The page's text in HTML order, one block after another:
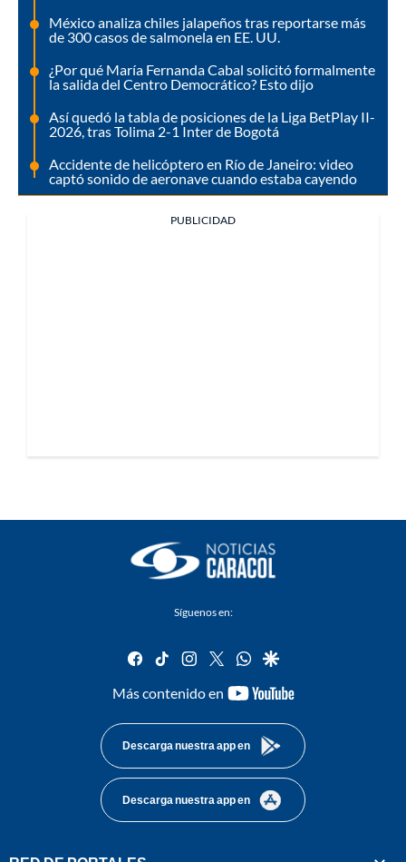
México analiza chiles jalapeños tras reportarse más
de 300 casos de salmonela en EE. UU.
¿Por qué María Fernanda Cabal solicitó formalmente
la salida del Centro Democrático? Esto dijo
Así quedó la tabla de posiciones de la Liga BetPlay II-
2026, tras Tolima 2-1 Inter de Bogotá
Accidente de helicóptero en Río de Janeiro: video
captó sonido de aeronave cuando estaba cayendo
PUBLICIDAD
Síguenos en:
facebook
tiktok instagram
twitterwhatsapp
google
Más contenido en
youtube-
Descarga nuestra app en
Descarga nuestra app en